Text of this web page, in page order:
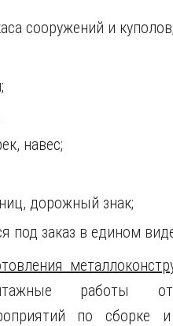
сооружений и куполов;
навес;
дорожный знак;
под заказ в едином
работы
по сборке и